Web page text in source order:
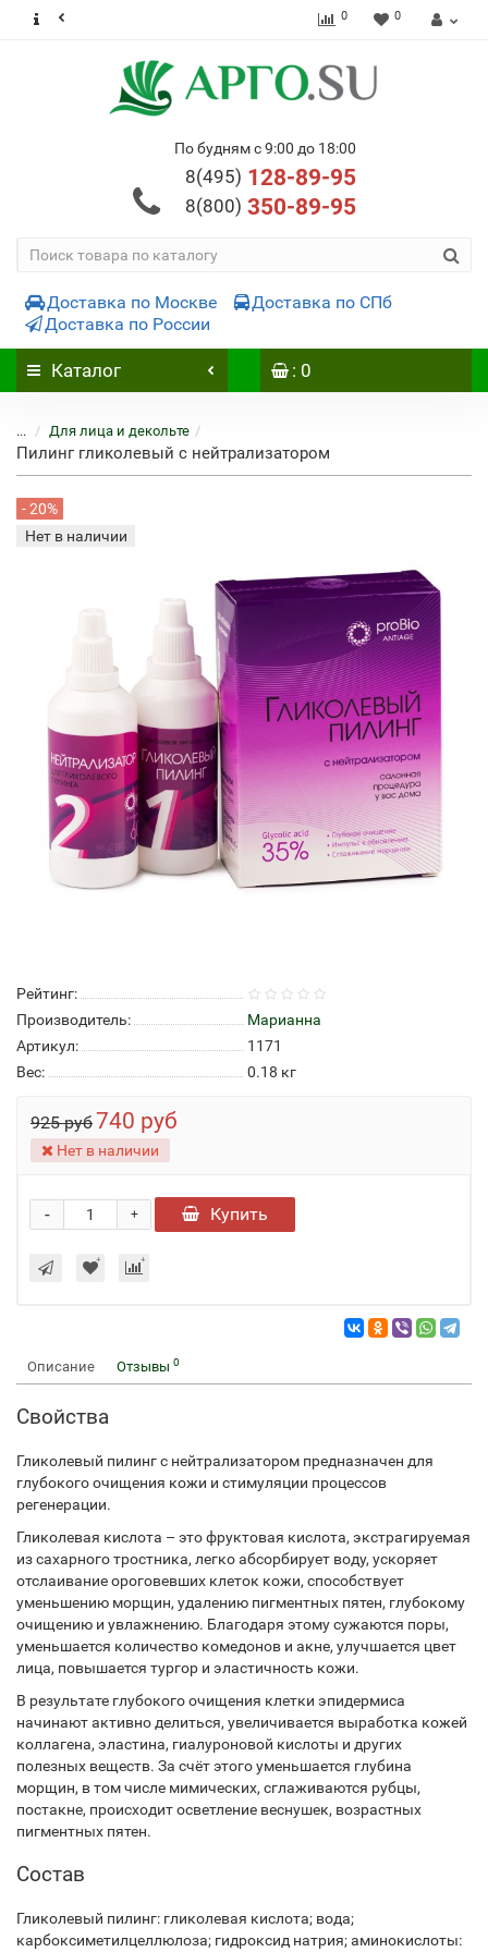
0 0
По будням с 9:00 до 18:00
8(495) 128-89-95
8(800) 350-89-95
Доставка по Москве
Доставка по СПб
Доставка по России
Каталог : 0
... Для лица и декольте
Пилинг гликолевый с нейтрализатором
- 20%
Нет в наличии
Рейтинг:
Производитель:
Марианна
Артикул:
1171
Вес:
0.18 кг
925 руб740 руб
Нет в наличии
+
- Купить
Описание Отзывы 0
Свойства
Гликолевый пилинг с нейтрализатором предназначен для
глубокого очищения кожи и стимуляции процессов
регенерации.
Гликолевая кислота – это фруктовая кислота, экстрагируемая
из сахарного тростника, легко абсорбирует воду, ускоряет
отслаивание ороговевших клеток кожи, способствует
уменьшению морщин, удалению пигментных пятен, глубокому
очищению и увлажнению. Благодаря этому сужаются поры,
уменьшается количество комедонов и акне, улучшается цвет
лица, повышается тургор и эластичность кожи.
В результате глубокого очищения клетки эпидермиса
начинают активно делиться, увеличивается выработка кожей
коллагена, эластина, гиалуроновой кислоты и других
полезных веществ. За счёт этого уменьшается глубина
морщин, в том числе мимических, сглаживаются рубцы,
постакне, происходит осветление веснушек, возрастных
пигментных пятен.
Состав
Гликолевый пилинг: гликолевая кислота; вода;
карбоксиметилцеллюлоза; гидроксид натрия; аминокислоты: